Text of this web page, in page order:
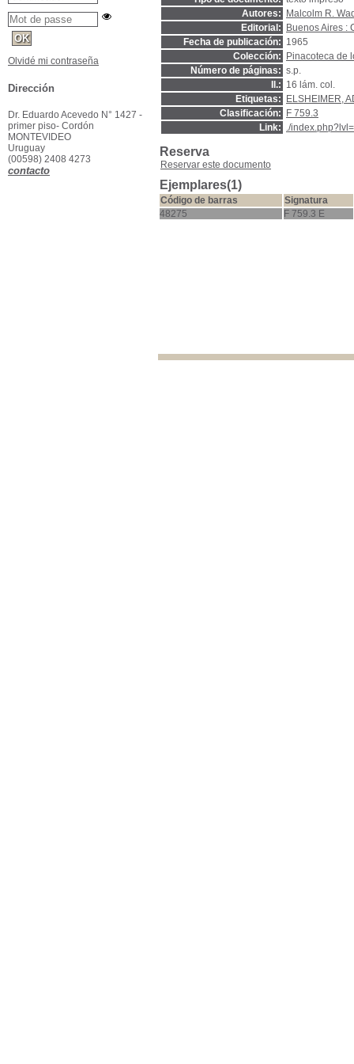
Autores:
Malcolm R.
Editorial:
Buenos Aires :
Fecha de publicación: 1965
Colección:
Pinacoteca de
Número de páginas: s.p.
Il.: 16 lám. col.
Etiquetas:
ELSHEIMER,
Clasificación:
F 759.3
Link: ./
Reserva
Reservar este documento
Ejemplares(1)
Código de barras
Signatura
48275
F 759.3 E
Olvidé mi contraseña
Dirección
Dr. Eduardo Acevedo N° 1427 -
primer piso- Cordón
MONTEVIDEO
Uruguay
(00598) 2408 4273
contacto